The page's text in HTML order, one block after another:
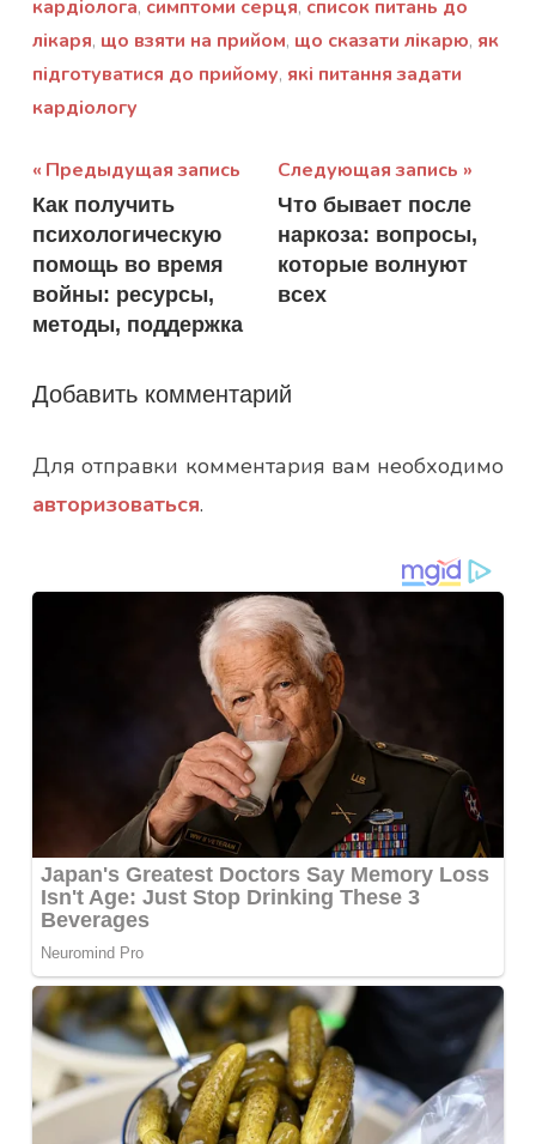
кардіолога, симптоми серця, список питань до
лікаря, що взяти на прийом, що сказати лікарю, як
підготуватися до прийому, які питання задати
кардіологу
Навигация
по
записям
Предыдущая запись
Как получить
психологическую
помощь во время
войны: ресурсы,
методы, поддержка
Следующая запись
Что бывает после
наркоза: вопросы,
которые волнуют
всех
Добавить комментарий
Для отправки комментария вам необходимо
авторизоваться.